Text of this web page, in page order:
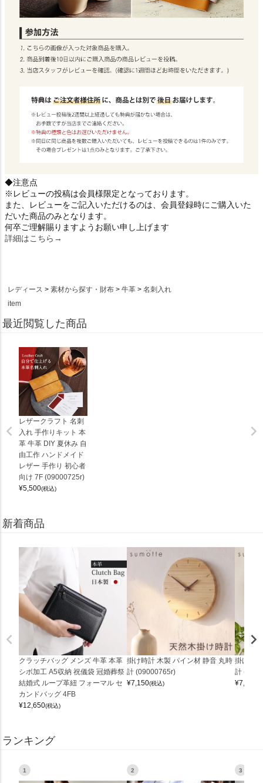
◆注意点
※レビューの投稿は会員様限定となっております。
また、レビューをご記入いただけるのは、会員登録時にご購入いた
だいた商品のみとなります。
何卒ご理解賜りますようお願い申し上げます
詳細はこちら→
レディース 素材から探す・財布 牛革
名刺入れ
item
最近閲覧した商品
レザークラフト 名刺
入れ 手作りキット 本
革 牛革 DIY 夏休み 自
由工作 ハンドメイド
レザー 手作り 初心者
向け 7F (09000725r)
¥5,500(税込)
新着商品
クラッチバッグ メンズ 牛革 本革
シボ加工 A5収納 祝儀袋 冠婚葬祭
結婚式 ループ革紐 フォーマル セ
カンドバッグ 4FB
¥12,650(税込)
掛け時計 木製 パイン材 静音 丸時
計 (09000765r)
¥7,150(税込)
掛け時
計
¥7,150
ランキング
1 2 3